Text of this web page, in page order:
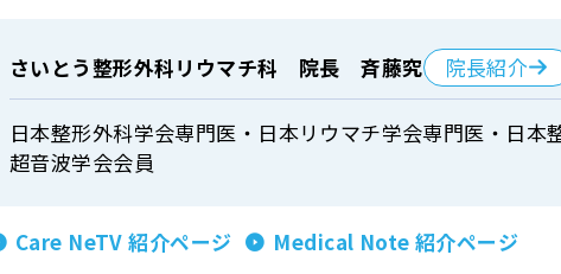
さいとう整形外科リウマチ科 院長 斉藤究 院長紹介
日本整形外科学会専門医・日本リウマチ学会専門医・日本
超音波学会会員
Care NeTV 紹介ページ Medical Note 紹介ページ